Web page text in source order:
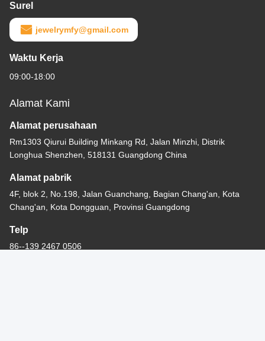
Surel
jewelrymfy@gmail.com
Waktu Kerja
09:00-18:00
Alamat Kami
Alamat perusahaan
Rm1303 Qiurui Building Minkang Rd, Jalan Minzhi, Distrik
Longhua Shenzhen, 518131 Guangdong China
Alamat pabrik
4F, blok 2, No.198, Jalan Guanchang, Bagian Chang'an, Kota
Chang'an, Kota Dongguan, Provinsi Guangdong
Telp
86--139 2467 0506